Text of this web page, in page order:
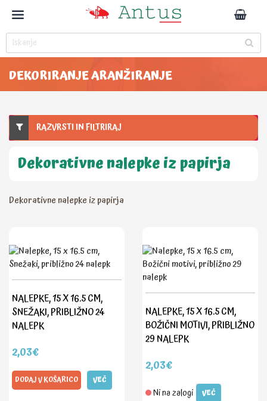
DEKORIRANJE ARANŽIRANJE
RAZVRSTI IN FILTRIRAJ
Dekorativne nalepke iz papirja
Dekorativne nalepke iz papirja
NALEPKE, 15 X 16.5 CM,
SNEŽAKI, PRIBLIŽNO 24
NALEPK
2,03€
DODAJ V KOŠARICO VEČ
NALEPKE, 15 X 16.5 CM,
BOŽIČNI MOTIVI, PRIBLIŽNO
29 NALEPK
2,03€
Ni na zalogi VEČ